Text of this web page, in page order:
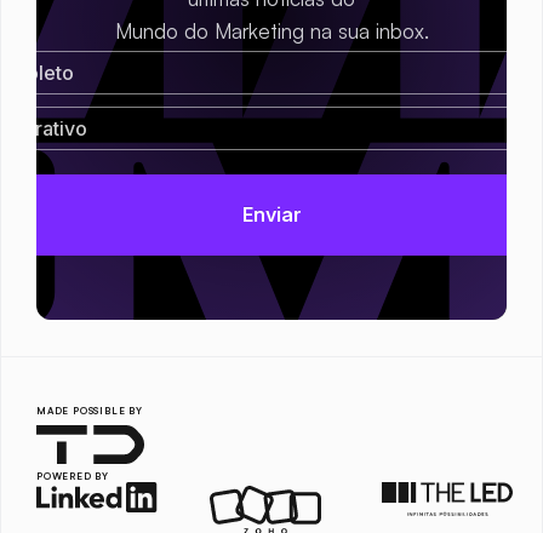
Mundo do Marketing na sua inbox.
MADE POSSIBLE BY
POWERED BY